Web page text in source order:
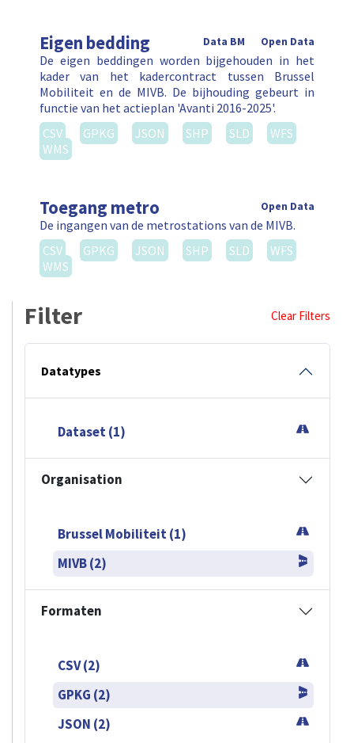
Eigen bedding Open Data
Data BM
De eigen beddingen worden bijgehouden in het
kader van het kadercontract tussen Brussel
Mobiliteit en de MIVB. De bijhouding gebeurt in
functie van het actieplan 'Avanti 2016-2025'.
CSV
GPKG JSON SHP SLD
WFS
WMS
Toegang metro Open Data
De ingangen van de metrostations van de MIVB.
CSV
GPKG JSON SHP SLD
WFS
WMS
Filter Clear Filters
Datatypes
Dataset (1)
Organisation
Brussel Mobiliteit (1)
MIVB (2)
Formaten
CSV (2)
GPKG (2)
JSON (2)